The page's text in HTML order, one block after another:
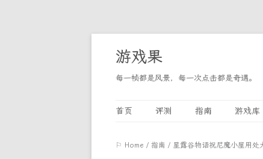
游戏果
每一帧都是风景，每一次点击都是奇遇。
首页 评测 指南 游戏库
⚐ Home / 指南 / 星露谷物语祝尼魔小屋用处